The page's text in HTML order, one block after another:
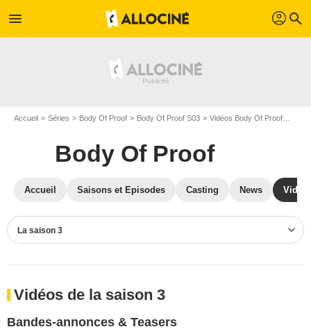
menu profil search
Accueil Séries Body Of Proof Body Of Proof S03 Vidéos Body Of Proof
Body Of Proof
Accueil Saisons et Episodes Casting News
La saison 3
Vidéos de la saison 3
Bandes-annonces & Teasers